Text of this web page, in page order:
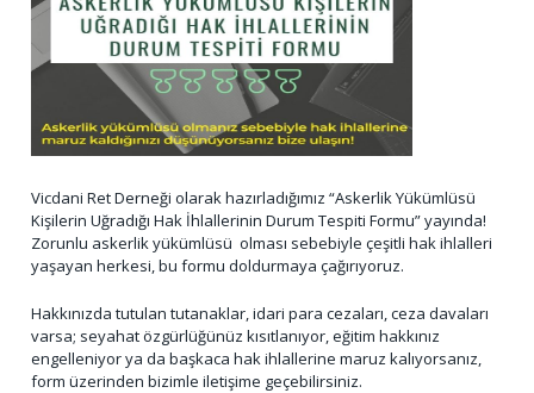
Vicdani Ret Derneği olarak hazırladığımız “Askerlik Yükümlüsü
Kişilerin Uğradığı Hak İhlallerinin Durum Tespiti Formu” yayında!
Zorunlu askerlik yükümlüsü olması sebebiyle çeşitli hak ihlalleri
yaşayan herkesi, bu formu doldurmaya çağırıyoruz.
Hakkınızda tutulan tutanaklar, idari para cezaları, ceza davaları
varsa; seyahat özgürlüğünüz kısıtlanıyor, eğitim hakkınız
engelleniyor ya da başkaca hak ihlallerine maruz kalıyorsanız,
form üzerinden bizimle iletişime geçebilirsiniz.